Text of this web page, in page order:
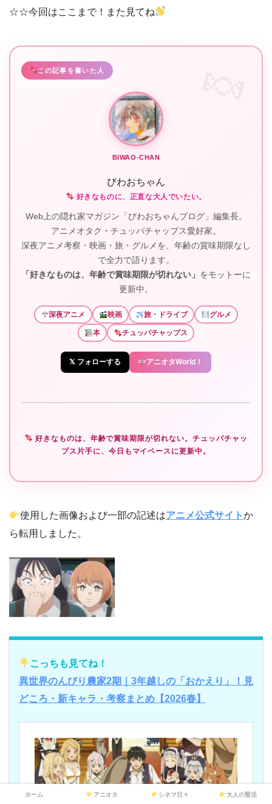
☆☆今回はここまで！また見てね
この記事を書いた人
BIWAO-CHAN
びわおちゃん
好きなものに、正直な大人でいたい。
Web上の隠れ家マガジン「びわおちゃんブログ」編集長。
アニメオタク・チュッパチャップス愛好家。
深夜アニメ考察・映画・旅・グルメを、年齢の賞味期限なし
で全力で語ります。
「好きなものは、年齢で賞味期限が切れない」 をモットーに
更新中。
深夜アニメ 映画 旅・ドライブ グルメ
本 チュッパチャップス
𝕏 フォローする アニオタWorld！
好きなものは、年齢で賞味期限が切れない。チュッパチャッ
プス片手に、今日もマイペースに更新中。
使用した画像および一部の記述はアニメ公式サイトか
ら転用しました。
こっちも見てね！
異世界のんびり農家2期｜3年越しの「おかえり」！見
どころ・新キャラ・考察まとめ【2026春】
ホーム アニオタ シネマ日々 大人の賢活